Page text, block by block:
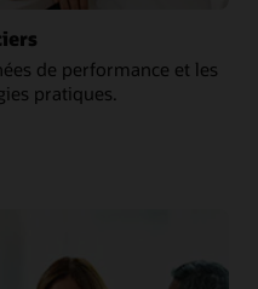
de performance et les
pratiques.